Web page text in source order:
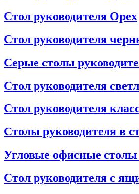
Стол руководителя Орех
Стол руководителя
Серые столы
Стол руководителя
Стол руководителя
Столы руководителя в
Угловые офисные столы
Стол руководителя с